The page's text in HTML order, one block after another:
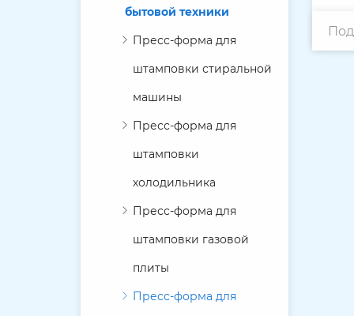
бытовой техники
Пресс-форма для
штамповки стиральной
машины
Пресс-форма для
штамповки
холодильника
Пресс-форма для
штамповки газовой
плиты
Пресс-форма для